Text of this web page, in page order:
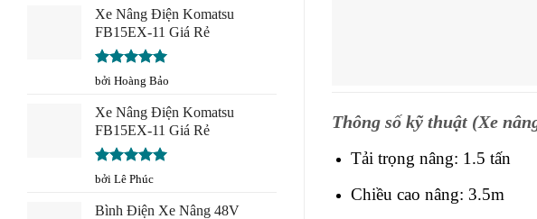
45 sao
Xe Nâng Điện Komatsu
FB15EX-11 Giá Rẻ
Được xếp
5
sao
bởi Hoàng Bảo
Xe Nâng Điện Komatsu
FB15EX-11 Giá Rẻ
Được xếp
sao
bởi Lê Phúc
Bình Điện Xe Nâng 48V
Thông số kỹ thuật (Xe
Tải trọng nâng: 1.5 tấn
Chiều cao nâng: 3.5m